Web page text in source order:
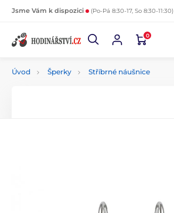
Jsme Vám k dispozici (Po-Pá 8:30-17, So 8:30-11:30)
0
Úvod Šperky Stříbrné náušnice